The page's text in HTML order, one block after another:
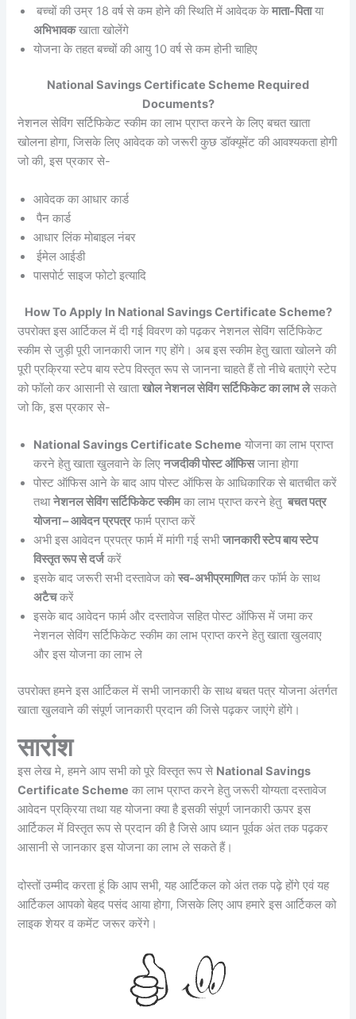
बच्चों की उम्र 18 वर्ष से कम होने की स्थिति में आवेदक केमाता-पिताया
अभिभावकखाता खोलेंगे
योजना के तहत बच्चों की आयु 10 वर्ष से कम होनी चाहिए
National Savings Certificate Scheme Required
Documents?
नेशनल सेविंग सर्टिफिकेट स्कीम का लाभ प्राप्त करने के लिए बचत खाता
खोलना होगा, जिसके लिए आवेदक को जरूरी कुछ डॉक्यूमेंट की आवश्यकता होगी
जो की, इस प्रकार से-
आवेदक का आधार कार्ड
पैन कार्ड
आधार लिंक मोबाइल नंबर
ईमेल आईडी
पासपोर्ट साइज फोटो इत्यादि
How To Apply In National Savings Certificate Scheme?
उपरोक्त इस आर्टिकल में दी गई विवरण को पढ़कर नेशनल सेविंग सर्टिफिकेट
स्कीम से जुड़ी पूरी जानकारी जान गए होंगे। अब इस स्कीम हेतु खाता खोलने की
पूरी प्रक्रिया स्टेप बाय स्टेप विस्तृत रूप से जानना चाहते हैं तो नीचे बताएंगे स्टेप
को फॉलो कर आसानी से खाताखोल नेशनल सेविंग सर्टिफिकेट का लाभ लेसकते
जो कि, इस प्रकार से-
National Savings Certificate Scheme योजना का लाभ प्राप्त
करने हेतु खाता खुलवाने के लिएनजदीकी पोस्ट ऑफिसजाना होगा
पोस्ट ऑफिस आने के बाद आप पोस्ट ऑफिस के आधिकारिक से बातचीत करें
तथानेशनल सेविंग सर्टिफिकेट स्कीमका लाभ प्राप्त करने हेतुबचत पत्र
योजना – आवेदन प्रपत्रफार्म प्राप्त करें
अभी इस आवेदन प्रपत्र फार्म में मांगी गई सभीजानकारी स्टेप बाय स्टेप
विस्तृत रूप से दर्जकरें
इसके बाद जरूरी सभी दस्तावेज कोस्व-अभीप्रमाणितकर फॉर्म के साथ
अटैचकरें
इसके बाद आवेदन फार्म और दस्तावेज सहित पोस्ट ऑफिस में जमा कर
नेशनल सेविंग सर्टिफिकेट स्कीम का लाभ प्राप्त करने हेतु खाता खुलवाए
और इस योजना का लाभ ले
उपरोक्त हमने इस आर्टिकल में सभी जानकारी के साथ बचत पत्र योजना अंतर्गत
खाता खुलवाने की संपूर्ण जानकारी प्रदान की जिसे पढ़कर जाएंगे होंगे।
सारांश
इस लेख मे, हमने आप सभी को पूरे विस्तृत रूप से National Savings
Certificate Scheme का लाभ प्राप्त करने हेतु जरूरी योग्यता दस्तावेज
आवेदन प्रक्रिया तथा यह योजना क्या है इसकी संपूर्ण जानकारी ऊपर इस
आर्टिकल में विस्तृत रूप से प्रदान की है जिसे आप ध्यान पूर्वक अंत तक पढ़कर
आसानी से जानकार इस योजना का लाभ ले सकते हैं।
दोस्तों उम्मीद करता हूं कि आप सभी, यह आर्टिकल को अंत तक पढ़े होंगे एवं यह
आर्टिकल आपको बेहद पसंद आया होगा, जिसके लिए आप हमारे इस आर्टिकल को
लाइक शेयर व कमेंट जरूर करेंगे।